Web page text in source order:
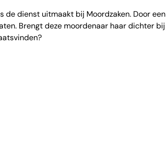
dienst uitmaakt bij Moordzaken. Door
Brengt deze moordenaar haar dichter